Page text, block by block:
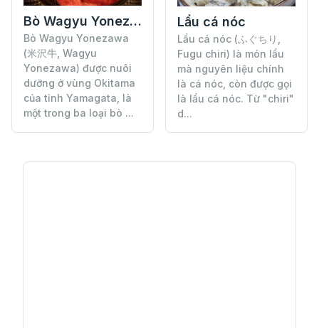
Bò Wagyu Yonezawa
Bò Wagyu Yonezawa
(米沢牛, Wagyu
Yonezawa) được nuôi
dưỡng ở vùng Okitama
của tỉnh Yamagata, là
một trong ba loại bò ...
Lẩu cá nóc
Lẩu cá nóc (ふぐちり,
Fugu chiri) là món lẩu
mà nguyên liệu chính
là cá nóc, còn được gọi
là lẩu cá nóc. Từ "chiri"
d...